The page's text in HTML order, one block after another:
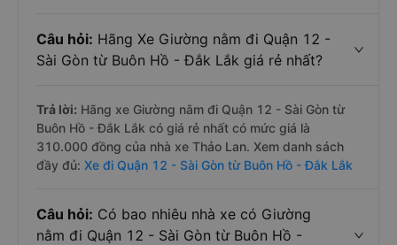
Câu hỏi: Hãng Xe Giường nằm đi Quận 12 -
Sài Gòn từ Buôn Hồ - Đắk Lắk giá rẻ nhất?
Trả lời: Hãng xe Giường nằm đi Quận 12 - Sài Gòn từ
Buôn Hồ - Đắk Lắk có giá rẻ nhất có mức giá là
310.000 đồng của nhà xe Thảo Lan. Xem danh sách
đầy đủ: Xe đi Quận 12 - Sài Gòn từ Buôn Hồ - Đắk Lắk
Câu hỏi: Có bao nhiêu nhà xe có Giường
nằm đi Quận 12 - Sài Gòn từ Buôn Hồ -